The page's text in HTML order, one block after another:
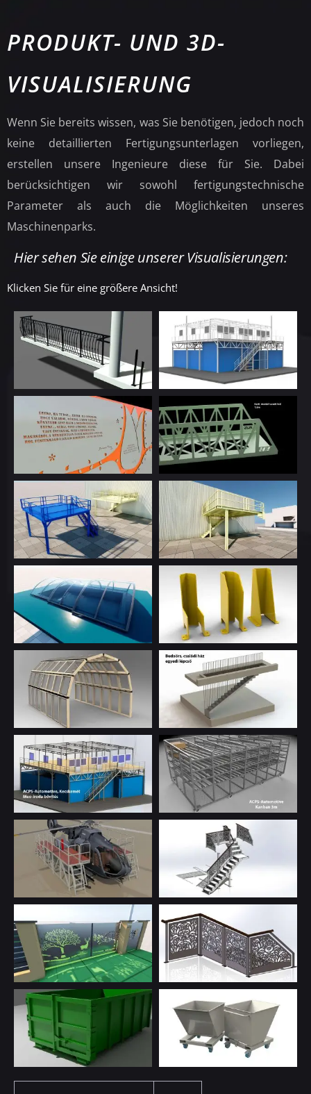
PRODUKT- UND 3D-
VISUALISIERUNG
Wenn Sie bereits wissen, was Sie benötigen, jedoch noch
keine detaillierten Fertigungsunterlagen vorliegen,
erstellen unsere Ingenieure diese für Sie. Dabei
berücksichtigen wir sowohl fertigungstechnische
Parameter als auch die Möglichkeiten unseres
Maschinenparks.
Hier sehen Sie einige unserer Visualisierungen:
Klicken Sie für eine größere Ansicht!